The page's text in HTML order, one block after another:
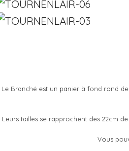
Le Branché est un panier à fond rond
Leurs tailles se rapprochent des 22cm
Vous